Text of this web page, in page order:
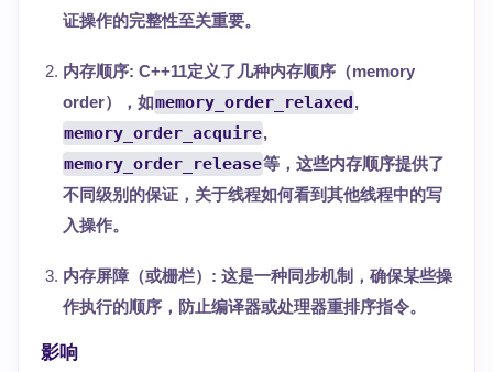
证操作的完整性至关重要。
内存顺序: C++11定义了几种内存顺序（memory
order），如memory_order_relaxed,
memory_order_acquire,
memory_order_release等，这些内存顺序提供了
不同级别的保证，关于线程如何看到其他线程中的写
入操作。
内存屏障（或栅栏） : 这是一种同步机制，确保某些操
作执行的顺序，防止编译器或处理器重排序指令。
影响